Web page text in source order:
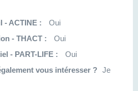
- ACTINE :
Oui
- THACT :
Oui
- PART-LIFE :
Oui
vous intéresser ? Je